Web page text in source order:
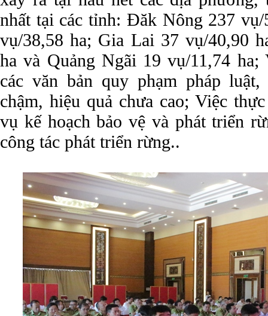
nhất tại các tỉnh: Đăk Nông 237
vụ/38,58 ha; Gia Lai 37 vụ/40,90
ha và Quảng Ngãi 19 vụ/11,74
các văn bản quy phạm pháp
chậm, hiệu quả chưa cao; Việc
vụ kế hoạch bảo vệ và phát triển
công tác phát triển rừng..